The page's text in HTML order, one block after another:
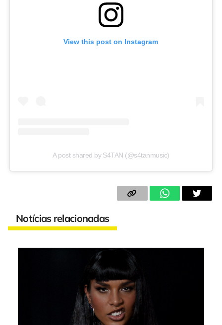
View this post on Instagram
A post shared by S4TAN (@s4tanmusic)
Notícias relacionadas